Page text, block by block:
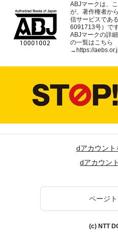
ABJマークは、
が、著作権者か
信サービスであ
6091713号）です
ABJマークの詳
の一覧はこちら
→ https://
dアカウント
dアカウン
ページ
(c) NTT